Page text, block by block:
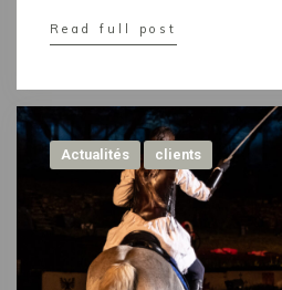
Read full post
Actualités clients